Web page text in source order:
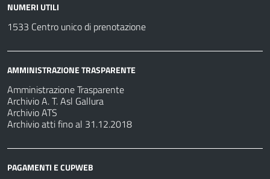
NUMERI UTILI
1533 Centro unico di prenotazione
AMMINISTRAZIONE TRASPARENTE
Amministrazione Trasparente
Archivio A. T. Asl Gallura
Archivio ATS
Archivio atti fino al 31.12.2018
PAGAMENTI E CUPWEB